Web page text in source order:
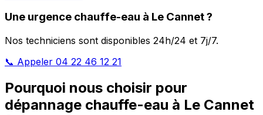
Une urgence chauffe-eau à Le Cannet ?
Nos techniciens sont disponibles 24h/24 et 7j/7.
📞 Appeler 04 22 46 12 21
Pourquoi nous choisir pour
dépannage chauffe-eau à Le Cannet